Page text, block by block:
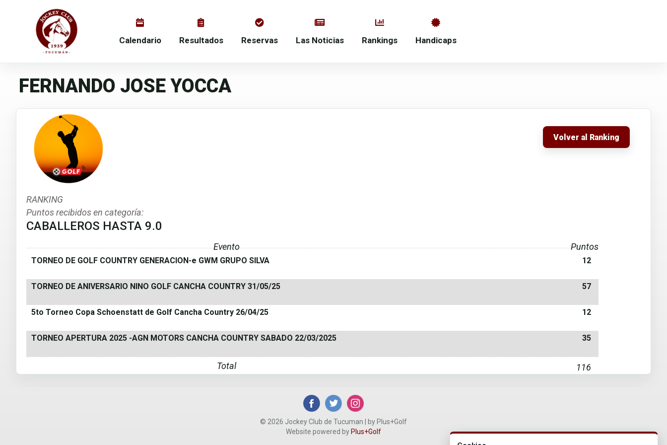
Calendario Resultados Reservas Las Noticias Rankings Handicaps
FERNANDO JOSE YOCCA
Volver al Ranking
RANKING
Puntos recibidos en categoría:
CABALLEROS HASTA 9.0
Evento Puntos
TORNEO DE GOLF COUNTRY GENERACION-e GWM GRUPO SILVA 12
TORNEO DE ANIVERSARIO NINO GOLF CANCHA COUNTRY 31/05/25 57
5to Torneo Copa Schoenstatt de Golf Cancha Country 26/04/25 12
TORNEO APERTURA 2025 -AGN MOTORS CANCHA COUNTRY SABADO 22/03/2025 35
Total 116
© 2026 Jockey Club de Tucuman | by Plus+Golf
Website powered by Plus+Golf